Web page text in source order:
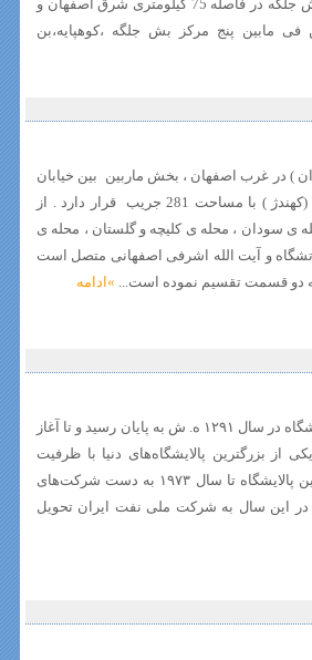
توابع شهرستان اصفهان واقع در بخش جلگه در فاصله 75 کیلومتری شرق اصفهان و
مابین پنج مرکز بش جلگه ،کوهپایه،بن
) در غرب اصفهان ، بخش ماربین بین خیابان
آتشگاه و آیت الله اشرفی اصفهانی (کهندژ ) با مساحت 281 جریب قرار دارد . از
ی سودان ، محله ی کلیچه و گلستان ، محله ی
و آیت الله اشرفی اصفهانی متصل است
دو قسمت تقسیم نموده است... »ادامه
، ساخت این پالایشگاه در سال ۱۲۹۱ ه. ش به پایان رسید و تا آغاز
جنگ ایران و عراق در سال ۱۳۵۹ یکی از بزرگترین پالایشگاه‌های دنیا با ظرفیت
تصفیه ۶۲۸ هزار بشکه در روز بود. این پالایشگاه تا سال ۱۹۷۳ به دست شرکت‌های
در این سال به شرکت ملی نفت ایران تحویل